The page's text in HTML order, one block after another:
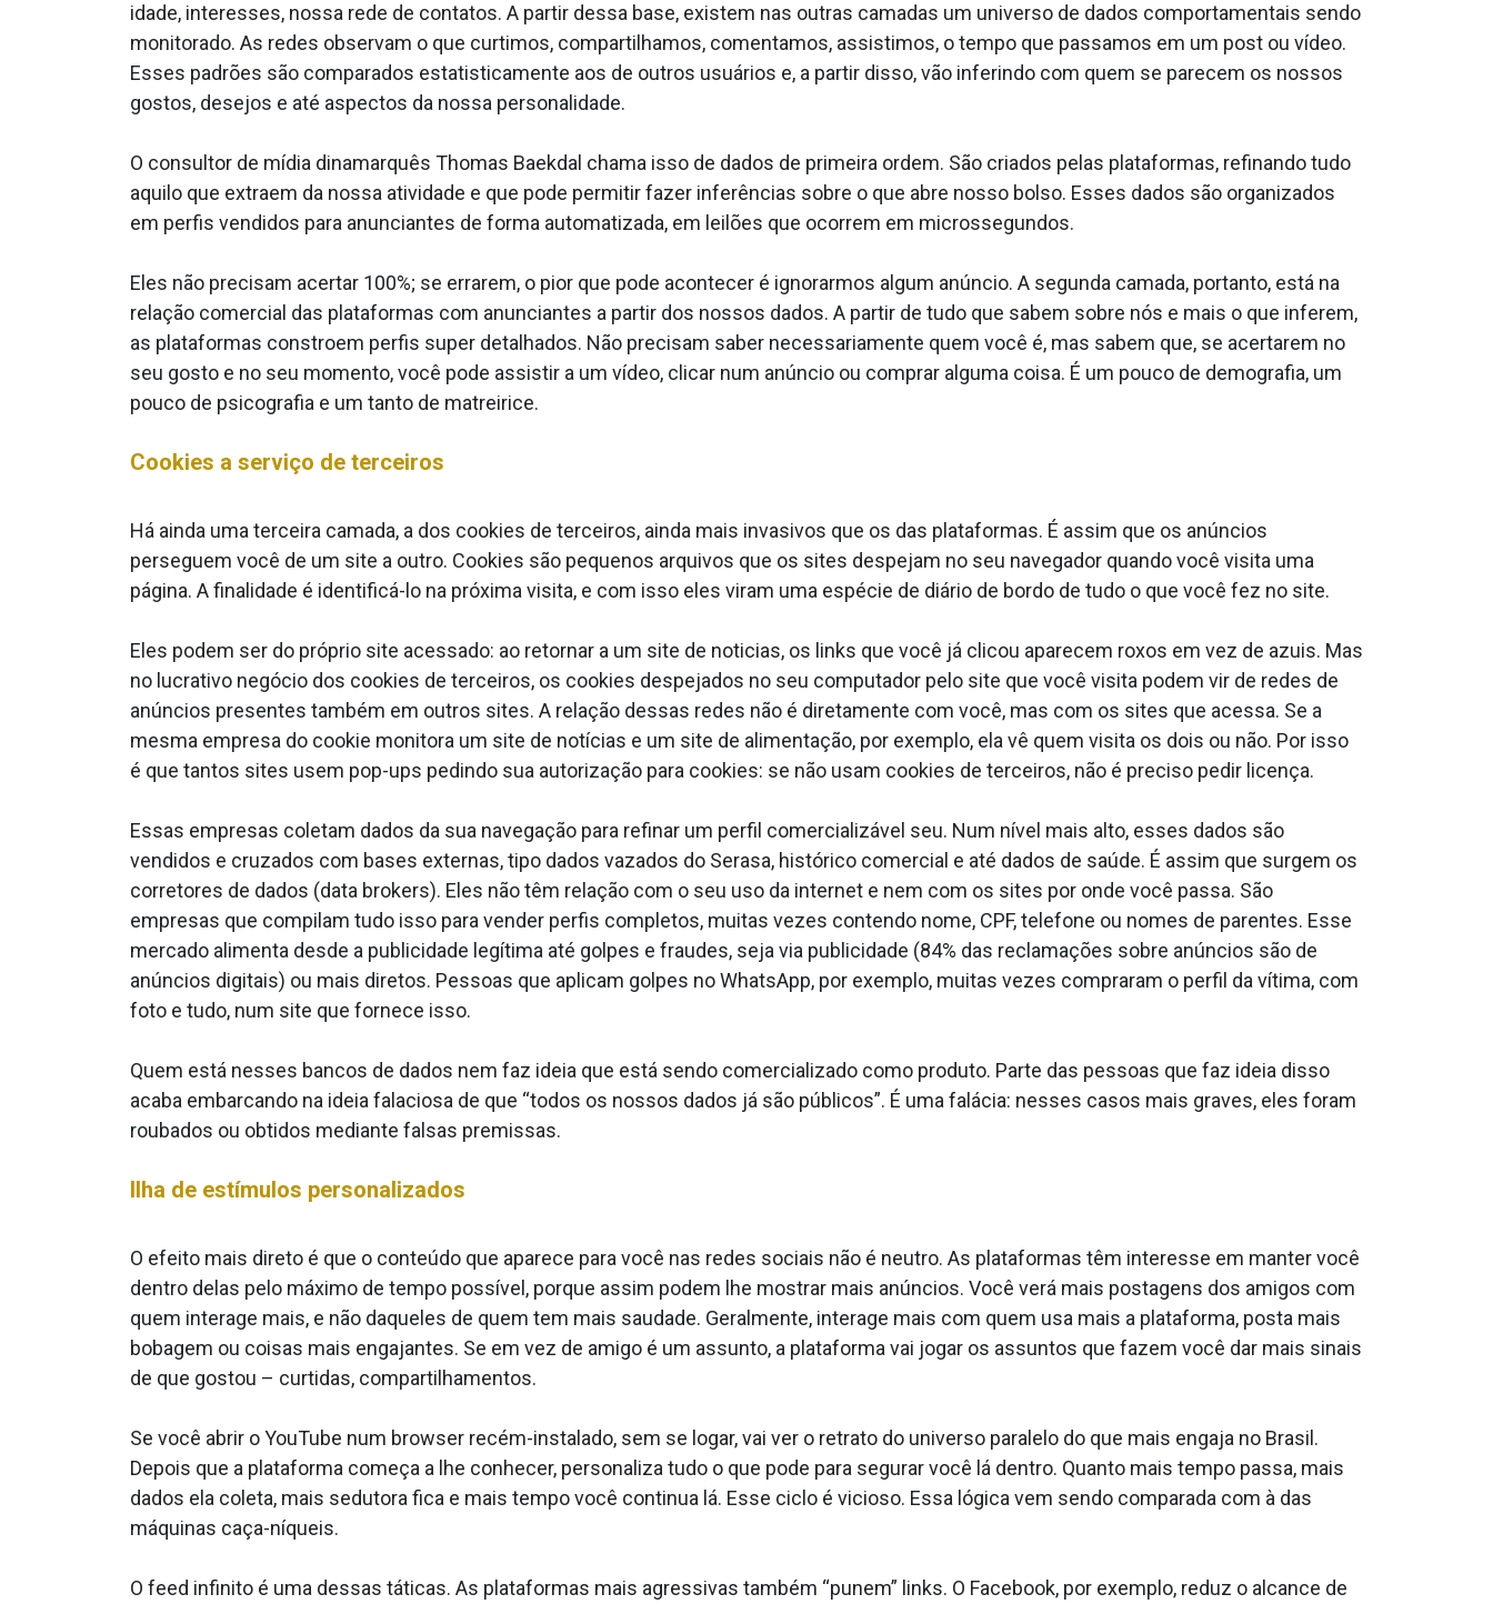
idade, interesses, nossa rede de contatos. A partir dessa base, existem nas outras camadas um universo de dados comportamentais sendo
monitorado. As redes observam o que curtimos, compartilhamos, comentamos, assistimos, o tempo que passamos em um post ou vídeo.
Esses padrões são comparados estatisticamente aos de outros usuários e, a partir disso, vão inferindo com quem se parecem os nossos
gostos, desejos e até aspectos da nossa personalidade.
O consultor de mídia dinamarquês Thomas Baekdal chama isso de dados de primeira ordem. São criados pelas plataformas, refinando tudo
aquilo que extraem da nossa atividade e que pode permitir fazer inferências sobre o que abre nosso bolso. Esses dados são organizados
em perfis vendidos para anunciantes de forma automatizada, em leilões que ocorrem em microssegundos.
Eles não precisam acertar 100%; se errarem, o pior que pode acontecer é ignorarmos algum anúncio. A segunda camada, portanto, está na
relação comercial das plataformas com anunciantes a partir dos nossos dados. A partir de tudo que sabem sobre nós e mais o que inferem,
as plataformas constroem perfis super detalhados. Não precisam saber necessariamente quem você é, mas sabem que, se acertarem no
seu gosto e no seu momento, você pode assistir a um vídeo, clicar num anúncio ou comprar alguma coisa. É um pouco de demografia, um
pouco de psicografia e um tanto de matreirice.
Cookies a serviço de terceiros
Há ainda uma terceira camada, a dos cookies de terceiros, ainda mais invasivos que os das plataformas. É assim que os anúncios
perseguem você de um site a outro. Cookies são pequenos arquivos que os sites despejam no seu navegador quando você visita uma
página. A finalidade é identificá-lo na próxima visita, e com isso eles viram uma espécie de diário de bordo de tudo o que você fez no site.
Eles podem ser do próprio site acessado: ao retornar a um site de noticias, os links que você já clicou aparecem roxos em vez de azuis. Mas
no lucrativo negócio dos cookies de terceiros, os cookies despejados no seu computador pelo site que você visita podem vir de redes de
anúncios presentes também em outros sites. A relação dessas redes não é diretamente com você, mas com os sites que acessa. Se a
mesma empresa do cookie monitora um site de notícias e um site de alimentação, por exemplo, ela vê quem visita os dois ou não. Por isso
é que tantos sites usem pop-ups pedindo sua autorização para cookies: se não usam cookies de terceiros, não é preciso pedir licença.
Essas empresas coletam dados da sua navegação para refinar um perfil comercializável seu. Num nível mais alto, esses dados são
vendidos e cruzados com bases externas, tipo dados vazados do Serasa, histórico comercial e até dados de saúde. É assim que surgem os
corretores de dados (data brokers). Eles não têm relação com o seu uso da internet e nem com os sites por onde você passa. São
empresas que compilam tudo isso para vender perfis completos, muitas vezes contendo nome, CPF, telefone ou nomes de parentes. Esse
mercado alimenta desde a publicidade legítima até golpes e fraudes, seja via publicidade (84% das reclamações sobre anúncios são de
anúncios digitais) ou mais diretos. Pessoas que aplicam golpes no WhatsApp, por exemplo, muitas vezes compraram o perfil da vítima, com
foto e tudo, num site que fornece isso.
Quem está nesses bancos de dados nem faz ideia que está sendo comercializado como produto. Parte das pessoas que faz ideia disso
acaba embarcando na ideia falaciosa de que “todos os nossos dados já são públicos”. É uma falácia: nesses casos mais graves, eles foram
roubados ou obtidos mediante falsas premissas.
Ilha de estímulos personalizados
O efeito mais direto é que o conteúdo que aparece para você nas redes sociais não é neutro. As plataformas têm interesse em manter você
dentro delas pelo máximo de tempo possível, porque assim podem lhe mostrar mais anúncios. Você verá mais postagens dos amigos com
quem interage mais, e não daqueles de quem tem mais saudade. Geralmente, interage mais com quem usa mais a plataforma, posta mais
bobagem ou coisas mais engajantes. Se em vez de amigo é um assunto, a plataforma vai jogar os assuntos que fazem você dar mais sinais
de que gostou – curtidas, compartilhamentos.
Se você abrir o YouTube num browser recém-instalado, sem se logar, vai ver o retrato do universo paralelo do que mais engaja no Brasil.
Depois que a plataforma começa a lhe conhecer, personaliza tudo o que pode para segurar você lá dentro. Quanto mais tempo passa, mais
dados ela coleta, mais sedutora fica e mais tempo você continua lá. Esse ciclo é vicioso. Essa lógica vem sendo comparada com à das
máquinas caça-níqueis.
O feed infinito é uma dessas táticas. As plataformas mais agressivas também “punem” links. O Facebook, por exemplo, reduz o alcance de